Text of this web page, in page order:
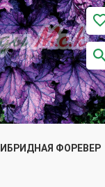
ФОРЕВЕР